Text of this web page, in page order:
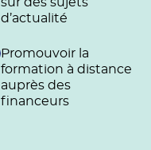
d’actualité
Promouvoir la
formation à distance
auprès des
financeurs